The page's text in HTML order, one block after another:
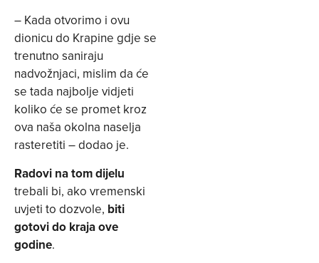
– Kada otvorimo i ovu
dionicu do Krapine gdje se
trenutno saniraju
nadvožnjaci, mislim da će
se tada najbolje vidjeti
koliko će se promet kroz
ova naša okolna naselja
rasteretiti – dodao je.
Radovi na tom dijelu
trebali bi, ako vremenski
uvjeti to dozvole, biti
gotovi do kraja ove
godine.